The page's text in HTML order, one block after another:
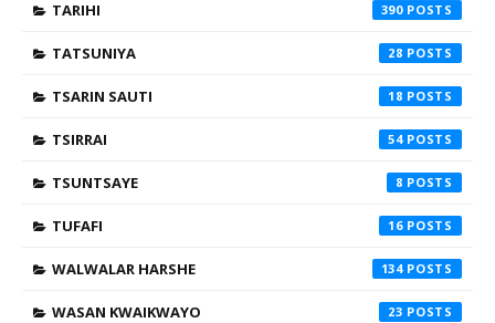
TARIHI 390
TATSUNIYA 28
TSARIN SAUTI 18
TSIRRAI 54
TSUNTSAYE 8
TUFAFI 16
WALWALAR HARSHE 134
WASAN KWAIKWAYO 23